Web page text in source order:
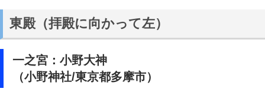
東殿（拝殿に向かって左）
一之宮：小野大神
（小野神社/東京都多摩市）